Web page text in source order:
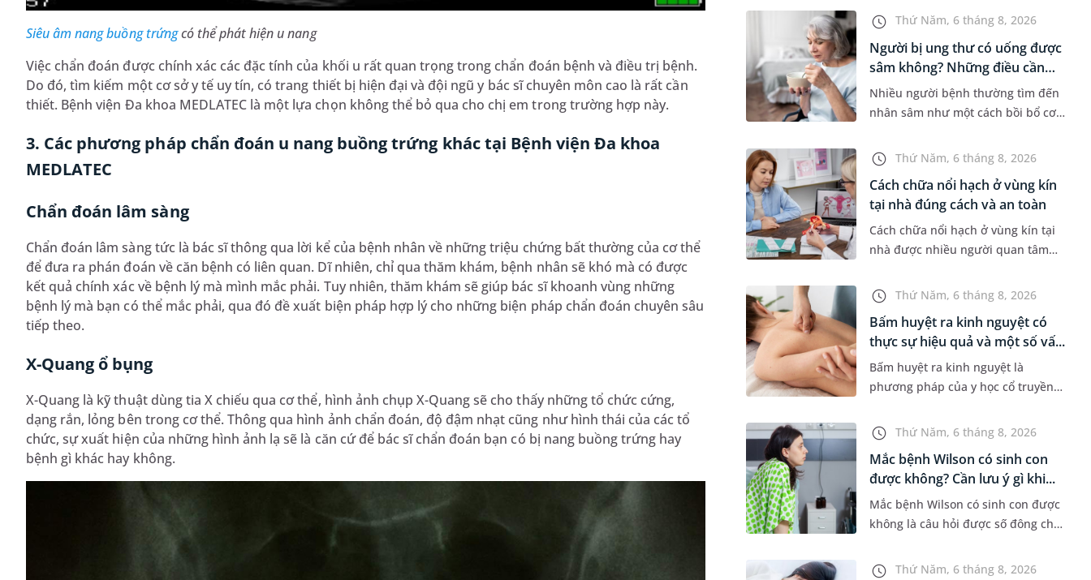
Siêu âm nang buồng trứngcó thể phát hiện u nang
Việc chẩn đoán được chính xác các đặc tính của khối u rất quan trọng trong chẩn đoán bệnh và điều trị bệnh.
Do đó, tìm kiếm một cơ sở y tế uy tín, có trang thiết bị hiện đại và đội ngũ y bác sĩ chuyên môn cao là rất cần
thiết. Bệnh viện Đa khoa MEDLATEC là một lựa chọn không thể bỏ qua cho chị em trong trường hợp này.
3. Các phương pháp chẩn đoán u nang buồng trứng khác tại Bệnh viện Đa khoa
MEDLATEC
Chẩn đoán lâm sàng
Chẩn đoán lâm sàng tức là bác sĩ thông qua lời kể của bệnh nhân về những triệu chứng bất thường của cơ thể
để đưa ra phán đoán về căn bệnh có liên quan. Dĩ nhiên, chỉ qua thăm khám, bệnh nhân sẽ khó mà có được
kết quả chính xác về bệnh lý mà mình mắc phải. Tuy nhiên, thăm khám sẽ giúp bác sĩ khoanh vùng những
bệnh lý mà bạn có thể mắc phải, qua đó đề xuất biện pháp hợp lý cho những biện pháp chẩn đoán chuyên sâu
tiếp theo.
X-Quang ổ bụng
X-Quang là kỹ thuật dùng tia X chiếu qua cơ thể, hình ảnh chụp X-Quang sẽ cho thấy những tổ chức cứng,
dạng rắn, lỏng bên trong cơ thể. Thông qua hình ảnh chẩn đoán, độ đậm nhạt cũng như hình thái của các tổ
chức, sự xuất hiện của những hình ảnh lạ sẽ là căn cứ để bác sĩ chẩn đoán bạn có bị nang buồng trứng hay
bệnh gì khác hay không.
niệu hơn nam giới. Tùy theo
nguyên nhân, mức độ nhiễm trùng
và...
Thứ Năm, 6 tháng 8, 2026
Người bị ung thư có uống được
sâm không? Những điều cần
b...
Nhiều người bệnh thường tìm đến
nhân sâm như một cách bồi bổ cơ
thư. Tuy nhiên, câu hỏi người bị
ung thư có uống được sâm kh...
Thứ Năm, 6 tháng 8, 2026
Cách chữa nổi hạch ở vùng kín
tại nhà đúng cách và an toàn
Cách chữa nổi hạch ở vùng kín tại
nhà được nhiều người quan tâm
bẹn hoặc cơ quan sinh dục. Nếu
hạch mới xuất hiện, kích th...
Thứ Năm, 6 tháng 8, 2026
Bấm huyệt ra kinh nguyệt có
thực sự hiệu quả và một số vấ...
Bấm huyệt ra kinh nguyệt là
phương pháp của y học cổ truyền
gặp tình trạng chậm kinh hoặc kinh
nguyệt không đều. Vậy phương
ph...
Thứ Năm, 6 tháng 8, 2026
Mắc bệnh Wilson có sinh con
được không? Cần lưu ý gì khi...
Mắc bệnh Wilson có sinh con được
không là câu hỏi được số đông chị
tâm. Trên thực tế, người mắc bệnh
Thứ Năm, 6 tháng 8, 2026